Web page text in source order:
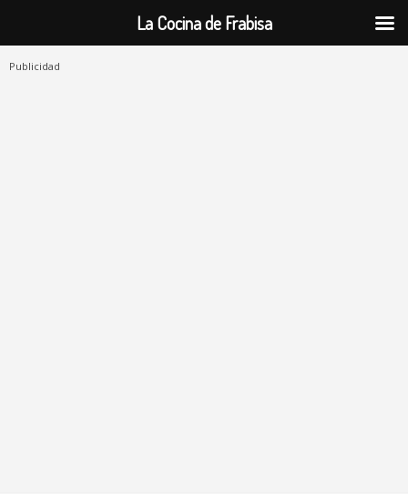
Publicidad
La Cocina de Frabisa